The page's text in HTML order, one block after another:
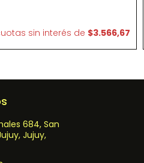
sin interés de $3.566,67
684, San
Jujuy,